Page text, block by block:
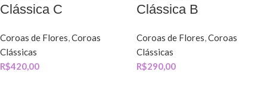
Clássica C
Coroas de Flores,Coroas
Clássicas
R$420,00
Clássica B
Coroas de Flores,Coroas
Clássicas
R$290,00